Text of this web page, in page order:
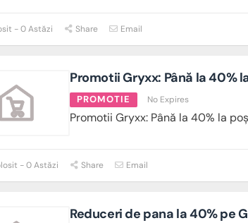
- 0 Astăzi Share Email
Promotii Gryxx: Până la 40%
PROMOTIE No Expires
Promotii Gryxx: Până la 40% la
- 0 Astăzi Share Email
Reduceri de pana la 40% pe